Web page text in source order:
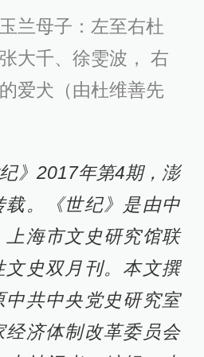
兰母子：左至右杜
大千、徐雯波， 右
爱犬（由杜维善先
》2017年第4期，澎
载。《世纪》是由中
上海市文史研究馆联
文史双月刊。本文撰
共中央党史研究室
经济体制改革委员会